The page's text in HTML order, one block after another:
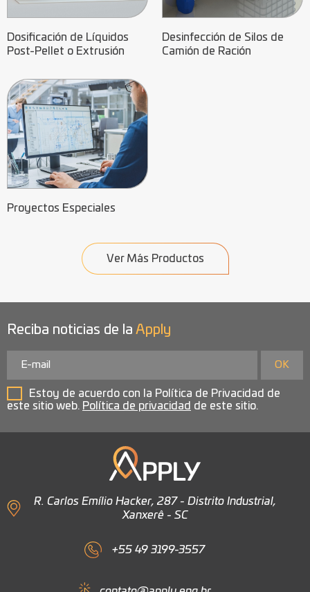
Dosificación de Líquidos
Post-Pellet o Extrusión
Desinfección de Silos de
Camión de Ración
Proyectos Especiales
Ver Más Productos
Reciba noticias de la Apply
Estoy de acuerdo con la Política de Privacidad de
este sitio web. Política de privacidad de este sitio.
R. Carlos Emílio Hacker, 287 - Distrito Industrial,
Xanxerê - SC
+55 49 3199-3557